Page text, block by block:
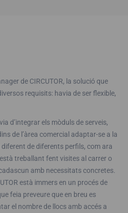
de CIRCUTOR, la solució que
requisits: havia de ser flexible,
d’integrar els mòduls de serveis,
de l’àrea comercial adaptar-se a la
de diferents perfils, com ara
treballant fent visites al carrer o
amb necessitats concretes.
està immers en un procés de
feia preveure que en breu es
el nombre de llocs amb accés a